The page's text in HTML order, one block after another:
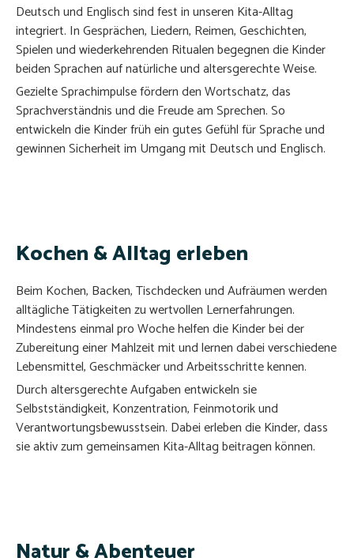
Deutsch und Englisch sind fest in unseren Kita-Alltag
integriert. In Gesprächen, Liedern, Reimen, Geschichten,
Spielen und wiederkehrenden Ritualen begegnen die Kinder
beiden Sprachen auf natürliche und altersgerechte Weise.
Gezielte Sprachimpulse fördern den Wortschatz, das
Sprachverständnis und die Freude am Sprechen. So
entwickeln die Kinder früh ein gutes Gefühl für Sprache und
gewinnen Sicherheit im Umgang mit Deutsch und Englisch.
Kochen & Alltag erleben
Beim Kochen, Backen, Tischdecken und Aufräumen werden
alltägliche Tätigkeiten zu wertvollen Lernerfahrungen.
Mindestens einmal pro Woche helfen die Kinder bei der
Zubereitung einer Mahlzeit mit und lernen dabei verschiedene
Lebensmittel, Geschmäcker und Arbeitsschritte kennen.
Durch altersgerechte Aufgaben entwickeln sie
Selbstständigkeit, Konzentration, Feinmotorik und
Verantwortungsbewusstsein. Dabei erleben die Kinder, dass
sie aktiv zum gemeinsamen Kita-Alltag beitragen können.